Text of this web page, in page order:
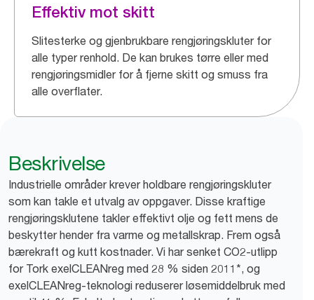
Effektiv mot skitt
Slitesterke og gjenbrukbare rengjøringskluter for
alle typer renhold. De kan brukes tørre eller med
rengjøringsmidler for å fjerne skitt og smuss fra
alle overflater.
Beskrivelse
Industrielle områder krever holdbare rengjøringskluter
som kan takle et utvalg av oppgaver. Disse kraftige
rengjøringsklutene takler effektivt olje og fett mens de
beskytter hender fra varme og metallskrap. Frem også
bærekraft og kutt kostnader. Vi har senket CO2-utlipp
for Tork exelCLEANreg med 28 % siden 2011*, og
exelCLEANreg-teknologi reduserer løsemiddelbruk med